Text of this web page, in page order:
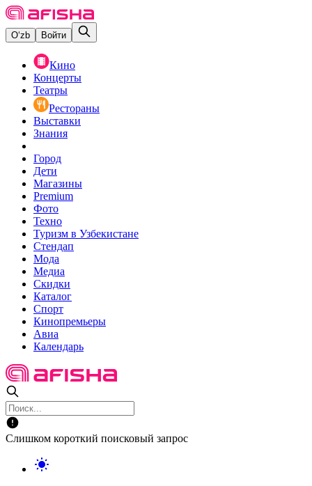
O‘zb Войти
Кино
Концерты
Театры
Рестораны
Выставки
Знания
Город
Дети
Магазины
Premium
Фото
Техно
Туризм в Узбекистане
Стендап
Мода
Медиа
Скидки
Каталог
Спорт
Кинопремьеры
Авиа
Календарь
Слишком короткий поисковый запрос